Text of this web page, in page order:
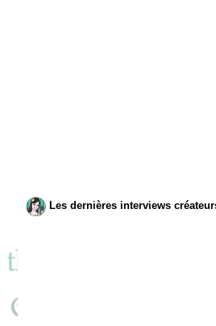
Les dernières interviews